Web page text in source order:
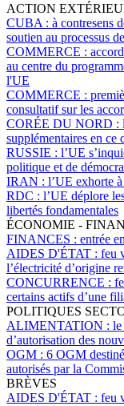
ACTION
CUBA : à contresens
soutien au processus
COMMERCE :
au centre du
l'UE
COMMERCE :
consultatif sur les
CORÉE DU NORD :
supplémentaires en ce
RUSSIE : l’UE
politique et de
IRAN : l’UE exhorte
RDC : l’UE déplore
libertés fondamentales
ÉCONOMIE -
FINANCES : entrée
AIDES D'ÉTAT : feu
l’électricité d’origine
CONCURRENCE :
certains actifs d’une
POLITIQUES
ALIMENTATION : le
d’autorisation des
OGM : 6 OGM
autorisés par la
BRÈVES
AIDES D'ÉTAT : feu